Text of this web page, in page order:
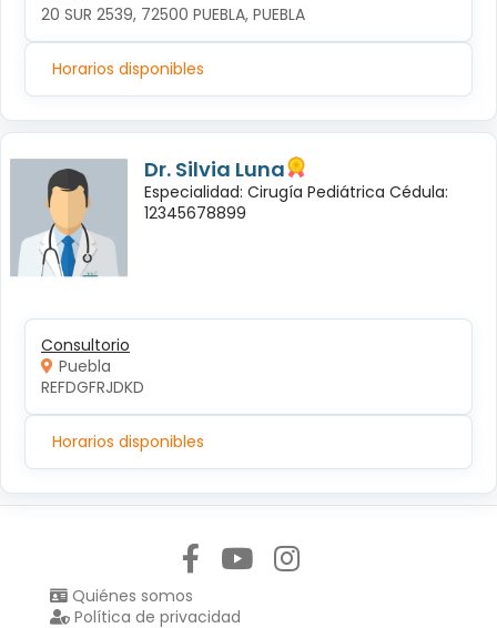
20 SUR 2539, 72500 PUEBLA, PUEBLA
Horarios disponibles
Dr. Silvia Luna
Especialidad: Cirugía Pediátrica Cédula:
12345678899
Consultorio
Puebla
REFDGFRJDKD
Horarios disponibles
Quiénes somos
Política de privacidad